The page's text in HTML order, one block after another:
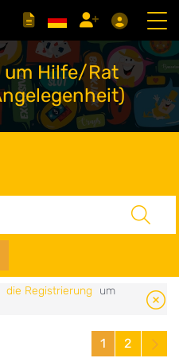
um Hilfe/Rat
die Registrierung
um
1 2